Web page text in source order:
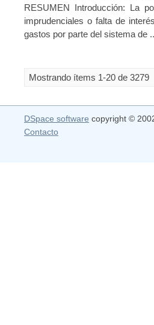
RESUMEN Introducción: La
imprudenciales o falta de
gastos por parte del sistema de
Mostrando ítems 1-20 de 3279
DSpace software copyright ©
Contacto